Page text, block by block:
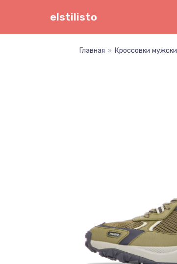
elstilisto
Главная » Кроссовки